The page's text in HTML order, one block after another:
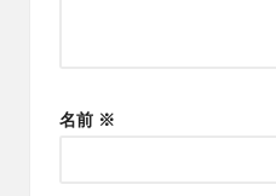
名前 ※